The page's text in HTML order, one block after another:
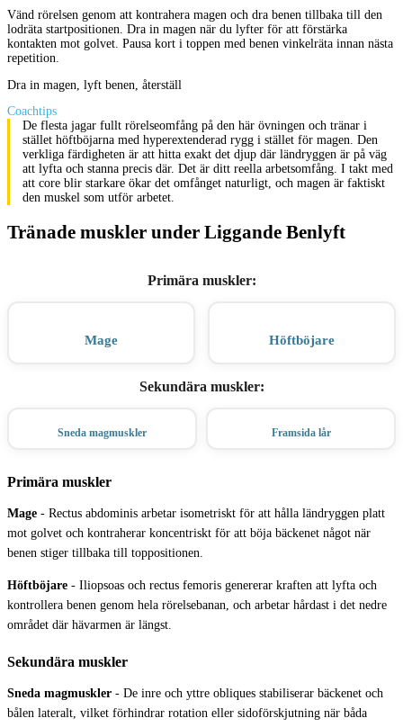
Vänd rörelsen genom att kontrahera magen och dra benen tillbaka till den
lodräta startpositionen. Dra in magen när du lyfter för att förstärka
kontakten mot golvet. Pausa kort i toppen med benen vinkelräta innan nästa
repetition.
Dra in magen, lyft benen, återställ
Coachtips
De flesta jagar fullt rörelseomfång på den här övningen och tränar i
stället höftböjarna med hyperextenderad rygg i stället för magen. Den
verkliga färdigheten är att hitta exakt det djup där ländryggen är på väg
att lyfta och stanna precis där. Det är ditt reella arbetsomfång. I takt med
att core blir starkare ökar det omfånget naturligt, och magen är faktiskt
den muskel som utför arbetet.
Tränade muskler under Liggande Benlyft
Primära muskler:
Mage Höftböjare
Sekundära muskler:
Sneda magmuskler Framsida lår
Primära muskler
Mage - Rectus abdominis arbetar isometriskt för att hålla ländryggen platt
mot golvet och kontraherar koncentriskt för att böja bäckenet något när
benen stiger tillbaka till toppositionen.
Höftböjare - Iliopsoas och rectus femoris genererar kraften att lyfta och
kontrollera benen genom hela rörelsebanan, och arbetar hårdast i det nedre
området där hävarmen är längst.
Sekundära muskler
Sneda magmuskler - De inre och yttre obliques stabiliserar bäckenet och
bålen lateralt, vilket förhindrar rotation eller sidoförskjutning när båda